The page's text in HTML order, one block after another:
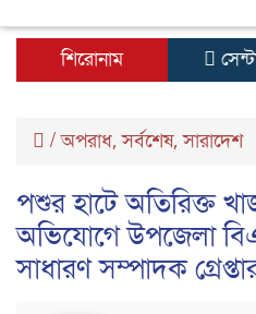
শিরোনাম
/অপরাধ,সর্বশেষ,সারাদেশ
পশুর হাটে অতিরিক্ত
অভিযোগে উপজেলা
সাধারণ সম্পাদক